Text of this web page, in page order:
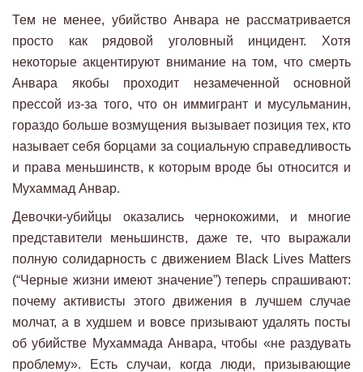
Тем не менее, убийство Анвара не рассматривается
просто как рядовой уголовный инцидент. Хотя
некоторые акцентируют внимание на том, что смерть
Анвара якобы проходит незамеченной основной
прессой из-за того, что он иммигрант и мусульманин,
гораздо больше возмущения вызывает позиция тех, кто
называет себя борцами за социальную справедливость
и права меньшинств, к которым вроде бы относится и
Мухаммад Анвар.
Девочки-убийцы оказались чернокожими, и многие
представители меньшинств, даже те, что выражали
полную солидарность с движением Black Lives Matters
(“Черные жизни имеют значение”) теперь спрашивают:
почему активисты этого движения в лучшем случае
молчат, а в худшем и вовсе призывают удалять посты
об убийстве Мухаммада Анвара, чтобы «не раздувать
проблему». Есть случаи, когда люди, призывающие